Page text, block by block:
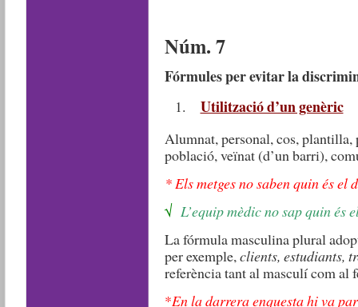
Núm. 7
Fórmules per evitar la
Utilització d’un genèric
Alumnat, personal, cos, plantilla,
població, veïnat (d’un barri),
*Els metges no saben quin és el
√ L’equip mèdic no sap quin és
La fórmula masculina plural
per exemple,clients, estudiants,
referència tant al masculí com al
*En la darrera enquesta hi va